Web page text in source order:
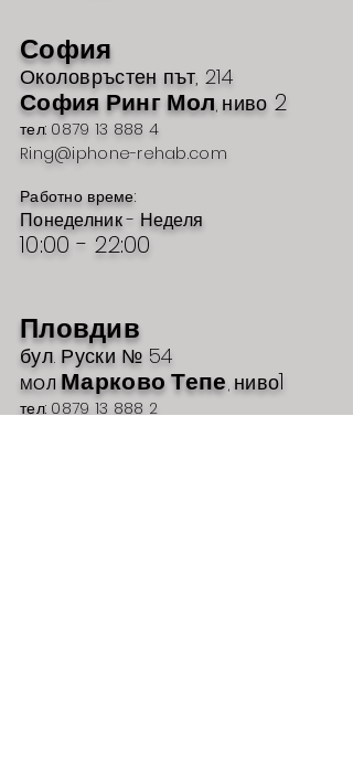
Пловдив
бул. Руски № 54
МОЛ Марково Тепе, ниво1
тел: 0879 13 888 2
София
Околовръстен път, 214
София Ринг Мол, ниво 2
тел: 0879 13 888 4
Ring@iphone-rehab.com
Работно време:
Понеделник - Неделя
10:00 - 22:00